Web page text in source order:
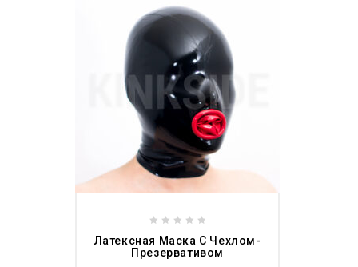
out
Латексная Маска С Чехлом-
Презервативом